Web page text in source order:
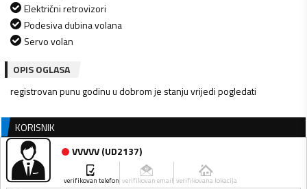
Električni retrovizori
Podesiva dubina volana
Servo volan
OPIS OGLASA
registrovan punu godinu u dobrom je stanju vrijedi pogledati
KORISNIK
VVVVV(UD2137)
verifikovan telefon verifikovan email verifikovana lokacija